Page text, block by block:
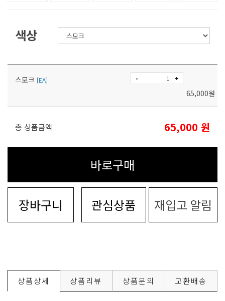
색상
스모크 [EA] - +
65,000원
총 상품금액 65,000 원
바로구매
장바구니 관심상품 재입고 알림
상품상세 상품리뷰 상품문의 교환배송